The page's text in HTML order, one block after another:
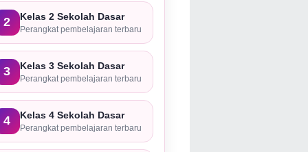
2 Kelas 2 Sekolah Dasar
Perangkat pembelajaran terbaru
3 Kelas 3 Sekolah Dasar
Perangkat pembelajaran terbaru
4 Kelas 4 Sekolah Dasar
Perangkat pembelajaran terbaru